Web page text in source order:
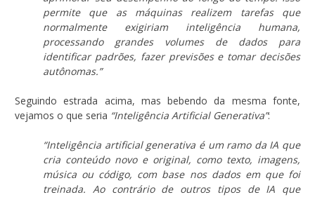
permite que as máquinas realizem tarefas que
normalmente exigiriam inteligência humana,
processando grandes volumes de dados para
identificar padrões, fazer previsões e tomar decisões
autônomas.”
Seguindo estrada acima, mas bebendo da mesma fonte,
vejamos o que seria “Inteligência Artificial Generativa”:
“Inteligência artificial generativa é um ramo da IA que
cria conteúdo novo e original, como texto, imagens,
música ou código, com base nos dados em que foi
treinada. Ao contrário de outros tipos de IA que